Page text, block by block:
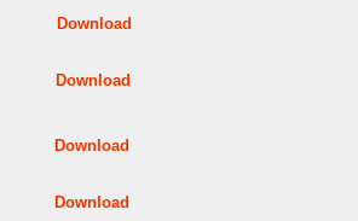
Download
Download
Download
Download